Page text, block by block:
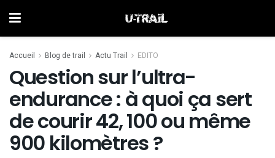
Accueil Blog de trail Actu Trail EDITO
Question sur l’ultra-
endurance : à quoi ça sert
de courir 42, 100 ou même
900 kilomètres ?